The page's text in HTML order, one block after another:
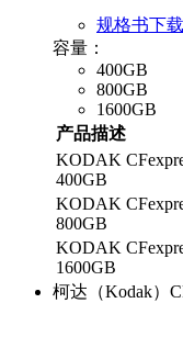
规格书下载
容量：
400GB
800GB
1600GB
产品描述
KODAK
400GB
KODAK
800GB
KODAK
1600GB
柯达（Kodak）